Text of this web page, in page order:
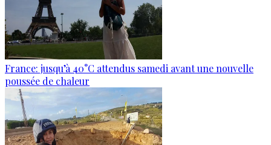
France: jusqu’à 40°C attendus samedi avant une nouvelle
poussée de chaleur